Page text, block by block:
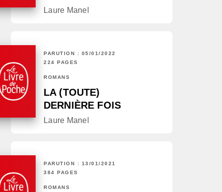
Laure Manel
PARUTION : 05/01/2022
224 PAGES
ROMANS
LA (TOUTE)
DERNIÈRE FOIS
Laure Manel
PARUTION : 13/01/2021
384 PAGES
ROMANS